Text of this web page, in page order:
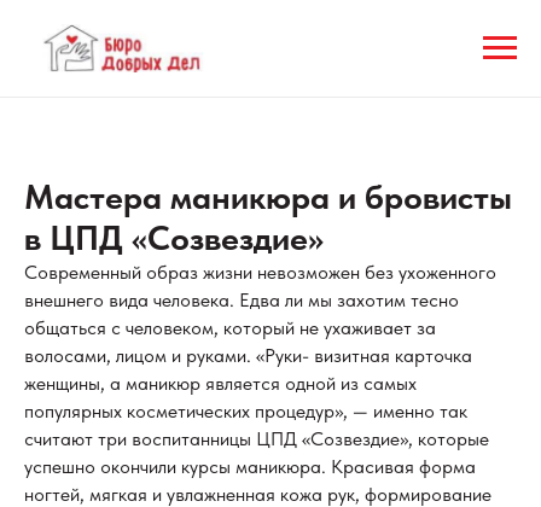
Мастера маникюра и бровисты
в ЦПД «Созвездие»
Современный образ жизни невозможен без ухоженного
внешнего вида человека. Едва ли мы захотим тесно
общаться с человеком, который не ухаживает за
волосами, лицом и руками. «Руки- визитная карточка
женщины, а маникюр является одной из самых
популярных косметических процедур», — именно так
считают три воспитанницы ЦПД «Созвездие», которые
успешно окончили курсы маникюра. Красивая форма
ногтей, мягкая и увлажненная кожа рук, формирование